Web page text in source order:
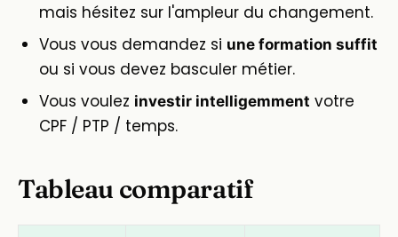
mais hésitez sur l'ampleur du changement.
Vous vous demandez si une formation suffit
ou si vous devez basculer métier.
Vous voulez investir intelligemment votre
CPF / PTP / temps.
Tableau comparatif